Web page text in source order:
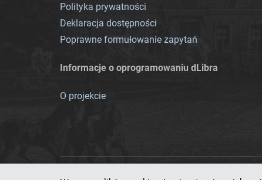
Polityka prywatności
Deklaracja dostępności
Poprawne formułowanie zapytań
Informacje o oprogramowaniu dLibra
O projekcie